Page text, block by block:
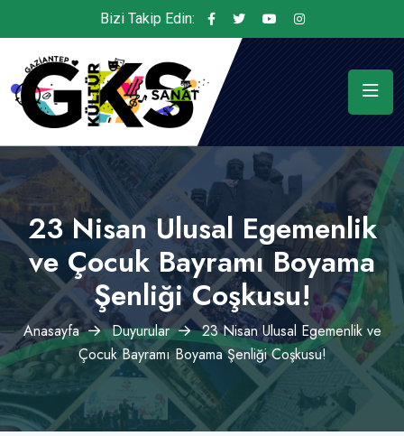
Bizi Takip Edin:
23 Nisan Ulusal Egemenlik
ve Çocuk Bayramı Boyama
Şenliği Coşkusu!
Anasayfa Duyurular
23 Nisan Ulusal Egemenlik ve
Çocuk Bayramı Boyama Şenliği Coşkusu!